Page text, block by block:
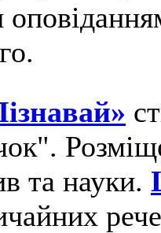
та науки.